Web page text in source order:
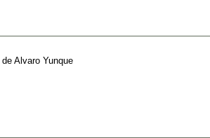
de Alvaro Yunque